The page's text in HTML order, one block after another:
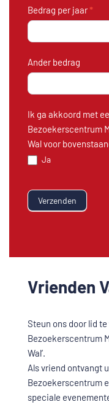
Bedrag per jaar*
Ander bedrag
Ik ga akkoord met
Bezoekerscentrum
Wal voor
Ja
Verzenden
Vrienden
Steun ons door lid te
Bezoekerscentrum
Wal’.
Als vriend ontvangt
Bezoekerscentrum
speciale